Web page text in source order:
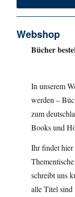
Webshop
Bücher
In unserem
werden –
zum
Books und
Ihr findet hier
schreibt uns
alle Titel sind